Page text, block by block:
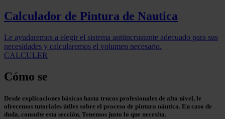
Calculador de Pintura de Nautica
Le ayudaremos a elegir el sistema antiincrustante adecuado para sus
necesidades y calcularemos el volumen necesario.
CALCULER
Cómo se
Desde explicaciones básicas hasta trucos profesionales de alto nivel, le
ofrecemos tutoriales útiles sobre el proceso de pintura náutica. En caso de
duda, consulte esta sección. Tenemos justo lo que necesita.